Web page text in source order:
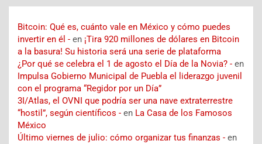
Bitcoin: Qué es, cuánto vale en México y cómo puedes
invertir en él - en ¡Tira 920 millones de dólares en Bitcoin
a la basura! Su historia será una serie de plataforma
¿Por qué se celebra el 1 de agosto el Día de la Novia? - en
Impulsa Gobierno Municipal de Puebla el liderazgo juvenil
con el programa “Regidor por un Día”
3I/Atlas, el OVNI que podría ser una nave extraterrestre
“hostil”, según científicos - en La Casa de los Famosos
México
Último viernes de julio: cómo organizar tus finanzas - en